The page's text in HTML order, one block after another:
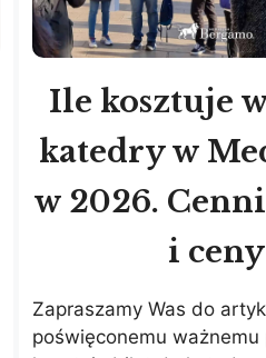
Ile kosztuje
katedry w
w 2026.
i ceny
Zapraszamy Was do
poświęconemu